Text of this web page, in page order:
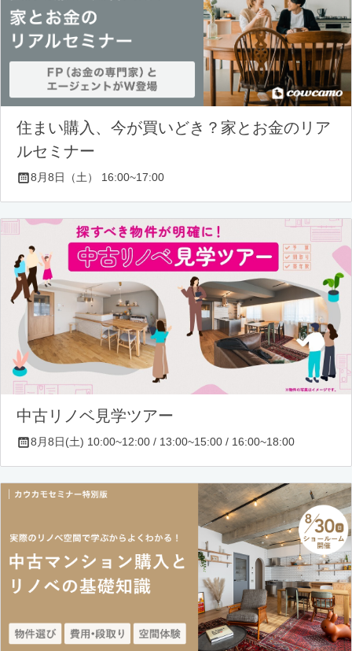
住まい購入、今が買いどき？家とお金のリア
ルセミナー
8月8日（土） 16:00~17:00
中古リノベ見学ツアー
8月8日(土) 10:00~12:00 / 13:00~15:00 / 16:00~18:00